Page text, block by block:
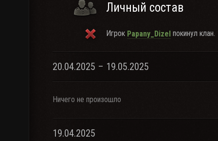
Личный состав
Игрок Papany_Dizel покинул клан.
20.04.2025 – 19.05.2025
Ничего не произошло
19.04.2025